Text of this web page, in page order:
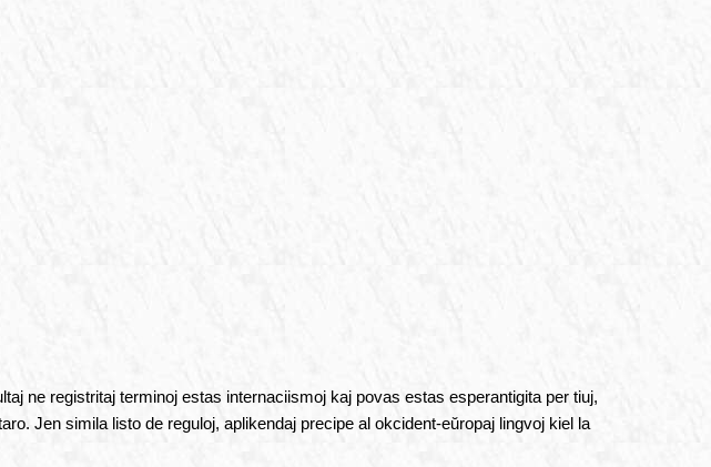
ne registritaj terminoj estas internaciismoj kaj povas estas esperantigita per tiuj,
Jen simila listo de reguloj, aplikendaj precipe al okcident-eŭropaj lingvoj kiel la